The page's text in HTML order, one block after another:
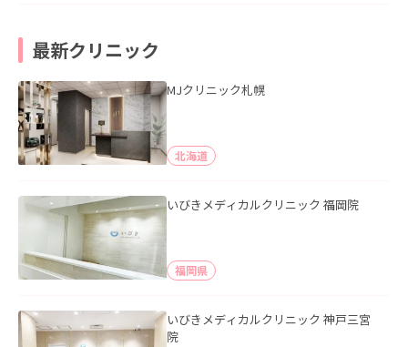
最新クリニック
MJクリニック札幌
北海道
いびきメディカルクリニック 福岡院
福岡県
いびきメディカルクリニック 神戸三宮
院